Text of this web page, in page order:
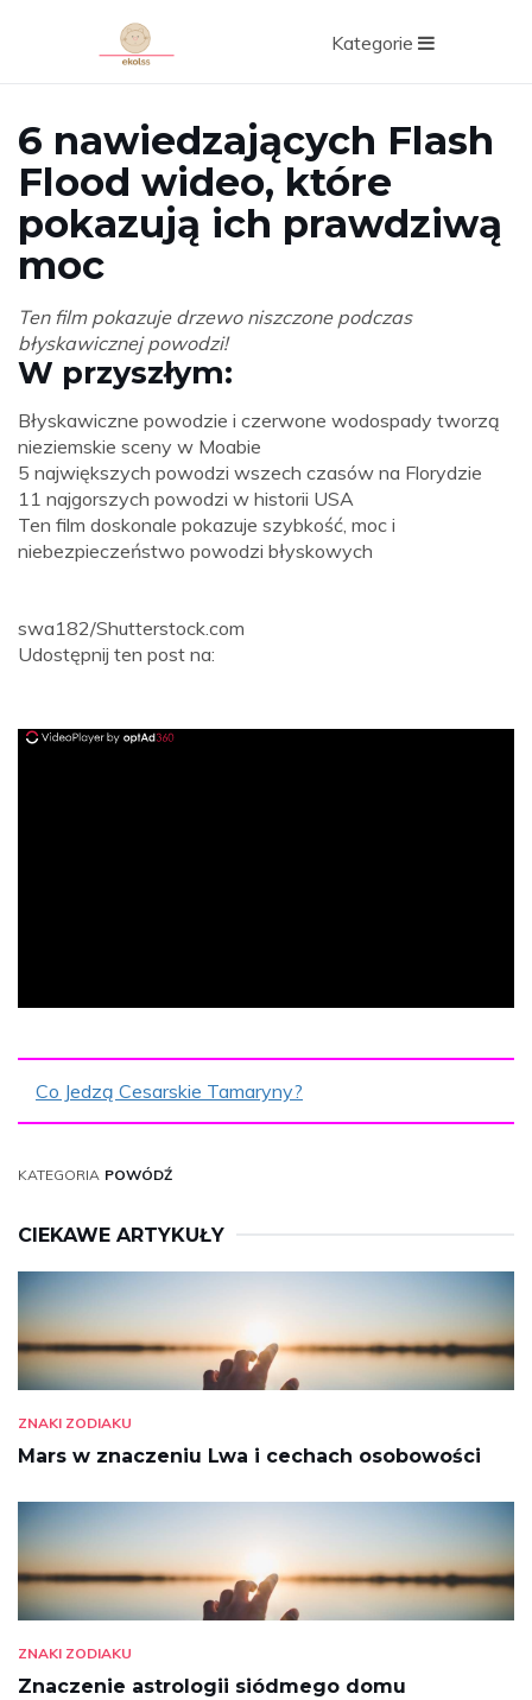
Kategorie
6 nawiedzających Flash
Flood wideo, które
pokazują ich prawdziwą
moc
Ten film pokazuje drzewo niszczone podczas
błyskawicznej powodzi!
W przyszłym:
Błyskawiczne powodzie i czerwone wodospady tworzą
nieziemskie sceny w Moabie
5 największych powodzi wszech czasów na Florydzie
11 najgorszych powodzi w historii USA
Ten film doskonale pokazuje szybkość, moc i
niebezpieczeństwo powodzi błyskowych
swa182/Shutterstock.com
Udostępnij ten post na:
Co Jedzą Cesarskie Tamaryny?
KATEGORIA POWÓDŹ
CIEKAWE ARTYKUŁY
ZNAKI ZODIAKU
Mars w znaczeniu Lwa i cechach osobowości
ZNAKI ZODIAKU
Znaczenie astrologii siódmego domu